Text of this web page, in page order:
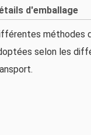
d'emballage
méthodes
selon les